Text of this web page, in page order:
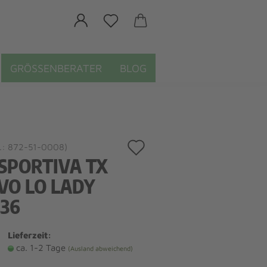
GRÖSSENBERATER BLOG
872-51-0008)
TX
LO LADY
Lieferzeit:
ca. 1-2 Tage (Ausland abweichend)